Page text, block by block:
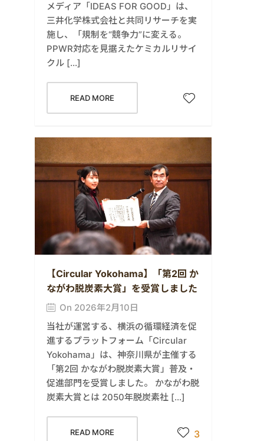
メディア「IDEAS FOR GOOD」は、
三井化学株式会社と共同リサーチを実
施し、「規制を“競争力”に変える。
PPWR対応を見据えたケミカルリサイ
クル […]
READ MORE
【Circular Yokohama】「第2回 か
ながわ脱炭素大賞」を受賞しました
On 2026年2月10日
当社が運営する、横浜の循環経済を促
進するプラットフォーム「Circular
Yokohama」は、神奈川県が主催する
「第2回 かながわ脱炭素大賞」普及・
促進部門を受賞しました。 かながわ脱
炭素大賞とは 2050年脱炭素社 […]
READ MORE 3